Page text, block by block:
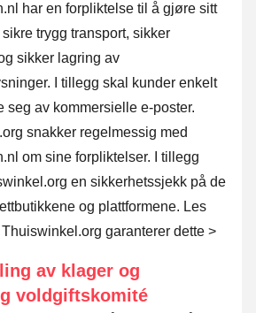
har en forpliktelse til å gjøre sitt
trygg transport, sikker
sikker lagring av
I tillegg skal kunder enkelt
seg av kommersielle e-poster.
snakker regelmessig med
om sine forpliktelser. I tillegg
en sikkerhetssjekk på de
og plattformene. Les
garanterer dette >
av klager og
voldgiftskomité